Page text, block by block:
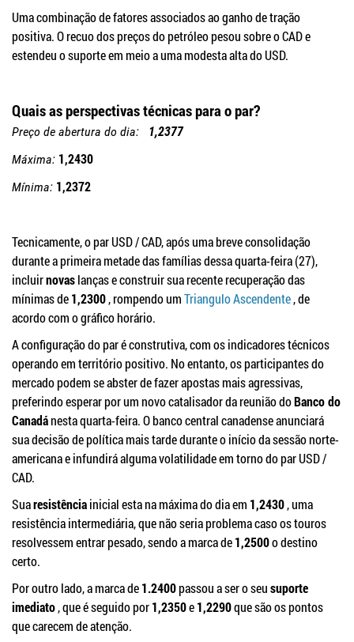
Uma combinação de fatores associados ao ganho de tração
positiva.O recuo dos preços do petróleo pesou sobre o CAD e
estendeu o suporte em meio a uma modesta alta do USD.
Quais as perspectivas técnicas para o par?
Preço de abertura do dia: 1,2377
Máxima: 1,2430
Mínima: 1,2372
Tecnicamente, o par USD / CAD, após uma breve consolidação
durante a primeira metade das famílias dessa quarta-feira (27),
incluirnovaslanças e construir sua recente recuperação das
mínimas de1,2300, rompendo umTriangulo Ascendente, de
acordo com o gráfico horário.
A configuração do par é construtiva, com os indicadores técnicos
operando em território positivo. No entanto, os participantes do
mercado podem se abster de fazer apostas mais agressivas,
preferindo esperar por um novo catalisador da reunião doBanco do
Canadánesta quarta-feira.O banco central canadense anunciará
sua decisão de política mais tarde durante o início da sessão norte-
americana e infundirá alguma volatilidade em torno do par USD /
CAD.
Suaresistênciainicial esta na máxima do dia em 1,2430, uma
resistência intermediária, que não seria problema caso os touros
resolvessem entrar pesado, sendo a marca de1,2500o destino
certo.
Por outro lado, a marca de1.2400passou a ser o seusuporte
imediato, que é seguido por1,2350e1,2290que são os pontos
que carecem de atenção.